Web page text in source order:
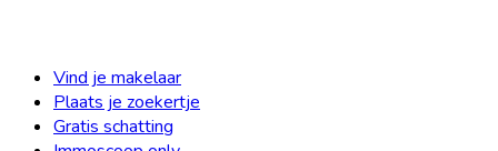
Vind je makelaar
Plaats je zoekertje
Gratis schatting